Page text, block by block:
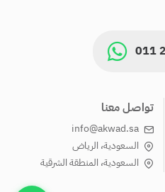
011
تواصل معنا
info@akwad.sa
السعودية، الرياض
السعودية، المنطقة الشرقية